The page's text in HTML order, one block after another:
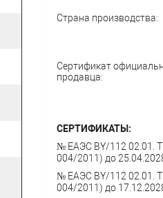
Страна производства:
Сертификат
продавца:
СЕРТИФИКАТЫ:
№ ЕАЭС BY/112 02.01.
004/2011) до
№ ЕАЭС BY/112 02.01.
004/2011) до